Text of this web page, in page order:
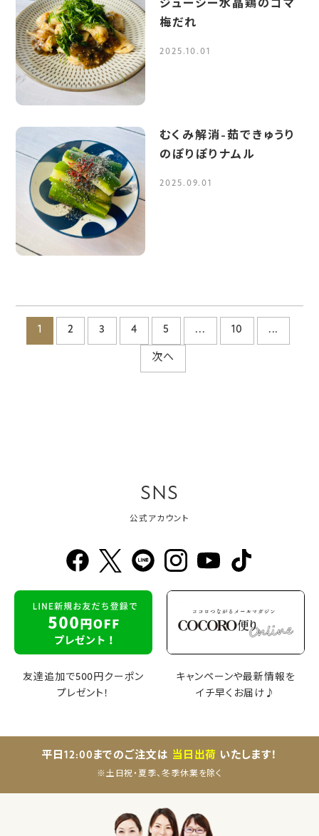
ジューシー水晶鶏のゴマ
梅だれ
2025.10.01
むくみ解消-茹できゅうり
のぽりぽりナムル
2025.09.01
1 2 3 4 5 ... 10 ...
次へ
SNS
公式アカウント
友達追加で500円クーポン
プレゼント！
キャンペーンや最新情報を
イチ早くお届け♪
平日12:00までのご注文は 当日出荷 いたします！
※土日祝・夏季、冬季休業を除く